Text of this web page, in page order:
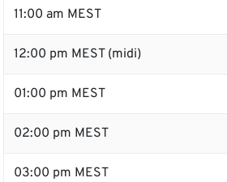
11:00 am MEST
12:00 pm MEST (midi)
01:00 pm MEST
02:00 pm MEST
03:00 pm MEST